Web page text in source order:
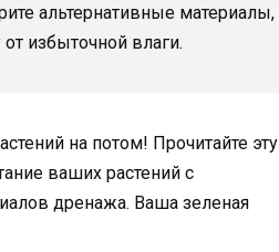
альтернативные материалы,
избыточной влаги.
на потом! Прочитайте эту
ваших растений с
дренажа. Ваша зеленая